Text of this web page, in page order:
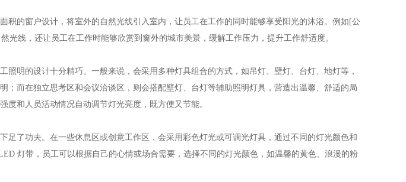
的窗户设计，将室外的自然光线引入室内，让员工在工作的同时能够享受阳光的沐浴。例如[公
线，还让员工在工作时能够欣赏到窗外的城市美景，缓解工作压力，提升工作舒适度。
明的设计十分精巧。一般来说，会采用多种灯具组合的方式，如吊灯、壁灯、台灯、地灯等，
而在独立思考区和会议洽谈区，则会搭配壁灯、台灯等辅助照明灯具，营造出温馨、舒适的局
和人员活动情况自动调节灯光亮度，既方便又节能。
了功夫。在一些休息区或创意工作区，会采用彩色灯光或可调光灯具，通过不同的灯光颜色和
灯带，员工可以根据自己的心情或场合需要，选择不同的灯光颜色，如温馨的黄色、浪漫的粉